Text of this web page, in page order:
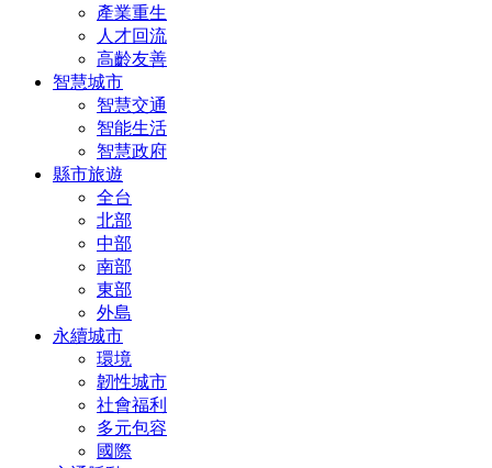
產業重生
人才回流
高齡友善
智慧城市
智慧交通
智能生活
智慧政府
縣市旅遊
全台
北部
中部
南部
東部
外島
永續城市
環境
韌性城市
社會福利
多元包容
國際